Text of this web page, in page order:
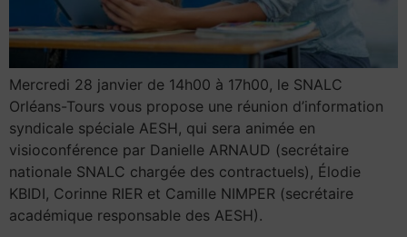
Mercredi 28 janvier de 14h00 à 17h00, le SNALC
Orléans-Tours vous propose une réunion d’information
syndicale spéciale AESH, qui sera animée en
visioconférence par Danielle ARNAUD (secrétaire
nationale SNALC chargée des contractuels), Élodie
KBIDI, Corinne RIER et Camille NIMPER (secrétaire
académique responsable des AESH).